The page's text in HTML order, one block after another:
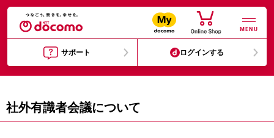
MENU
サポート ログインする
社外有識者会議について